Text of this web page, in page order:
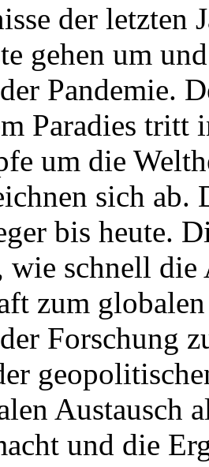
der letzten
gehen um
Pandemie.
Paradies tritt
um die
sich
bis heute.
schnell die
zum
Forschung
Austausch
und die